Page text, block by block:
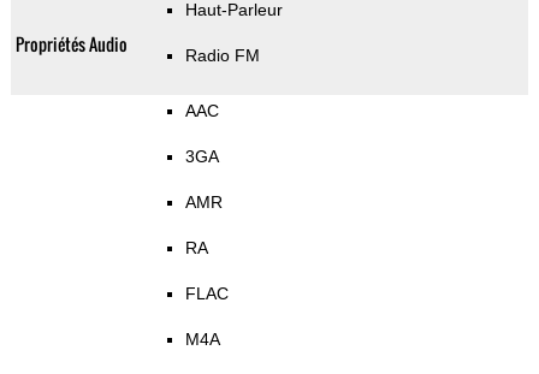
Propriétés Audio
Haut-Parleur
Radio FM
AAC
3GA
AMR
RA
FLAC
M4A